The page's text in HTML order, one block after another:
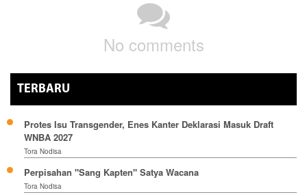
No comments
TERBARU
Protes Isu Transgender, Enes Kanter Deklarasi Masuk Draft
WNBA 2027
Tora Nodisa
Perpisahan "Sang Kapten" Satya Wacana
Tora Nodisa